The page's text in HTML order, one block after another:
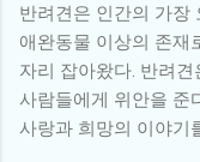
반려견은 인간의 가장
애완동물 이상의 존재
자리 잡아왔다. 반려
사람들에게 위안을 준
사랑과 희망의 이야기